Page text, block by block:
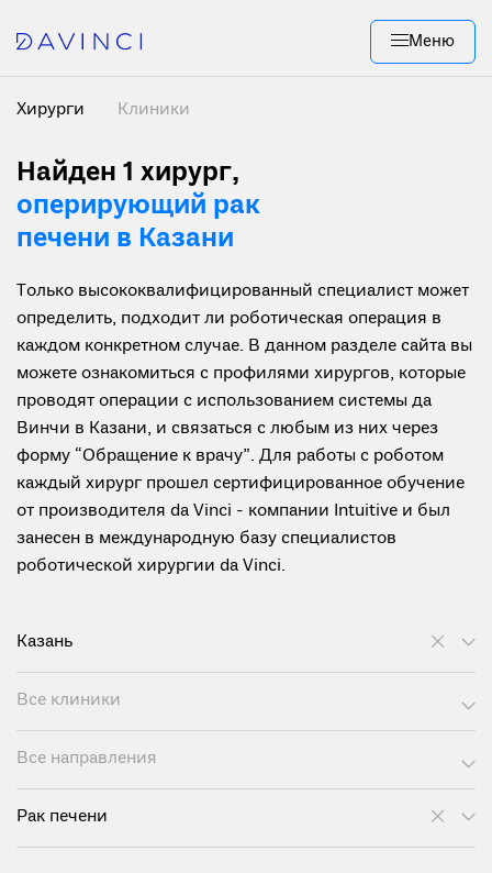
Меню
Хирурги Клиники
Найден 1 хирург,
оперирующий рак
печени в Казани
Только высококвалифицированный специалист может
определить, подходит ли роботическая операция в
каждом конкретном случае. В данном разделе сайта вы
можете ознакомиться с профилями хирургов, которые
проводят операции с использованием системы да
Винчи в Казани, и связаться с любым из них через
форму “Обращение к врачу”. Для работы с роботом
каждый хирург прошел сертифицированное обучение
от производителя da Vinci - компании Intuitive и был
занесен в международную базу специалистов
роботической хирургии da Vinci.
Казань
Все клиники
Все направления
Рак печени